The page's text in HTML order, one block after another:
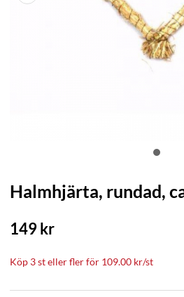
Halmhjärta, rundad,
149kr
Köp 3 steller fler för 109.00 kr/st